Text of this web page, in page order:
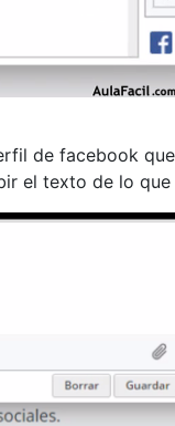
de facebook
el texto de lo que